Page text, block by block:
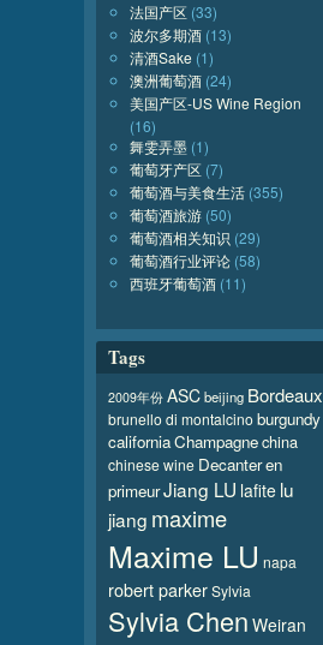
法国产区 (33)
波尔多期酒 (13)
清酒Sake (1)
澳洲葡萄酒 (24)
美国产区-US Wine Region
(16)
舞雯弄墨 (1)
葡萄牙产区 (7)
葡萄酒与美食生活 (355)
葡萄酒旅游 (50)
葡萄酒相关知识 (29)
葡萄酒行业评论 (58)
西班牙葡萄酒 (11)
Tags
2009年份 ASCbeijing Bordeaux
brunello di montalcinoburgundy
californiaChampagnechina
chinese wine Decanteren
primeurJiang LU lafite lu
jiang maxime
Maxime LU napa
robert parkerSylvia
Sylvia Chen Weiran